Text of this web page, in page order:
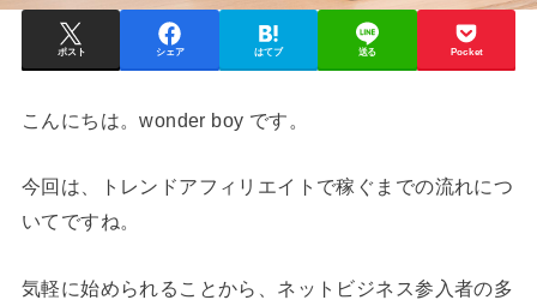
ポスト シェア はてブ 送る Pocket
こんにちは。wonder boy です。
今回は、トレンドアフィリエイトで稼ぐまでの流れにつ
いてですね。
気軽に始められることから、ネットビジネス参入者の多